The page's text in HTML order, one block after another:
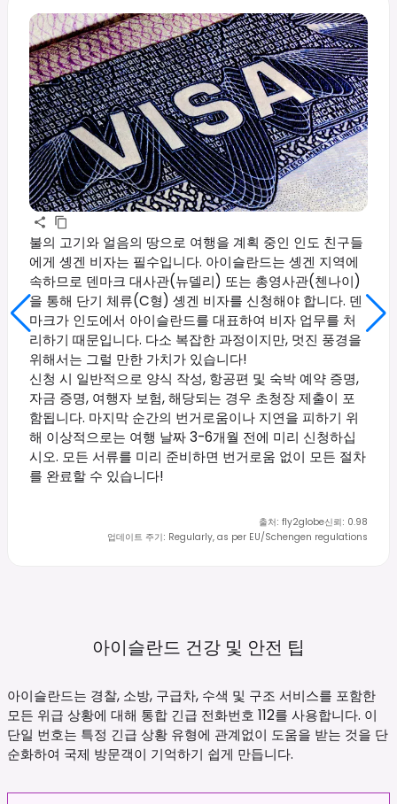
불의 고기와 얼음의 땅으로 여행을 계획 중인 인도 친구들
에게 솅겐 비자는 필수입니다. 아이슬란드는 솅겐 지역에
속하므로 덴마크 대사관(뉴델리) 또는 총영사관(첸나이)
을 통해 단기 체류(C형) 솅겐 비자를 신청해야 합니다. 덴
마크가 인도에서 아이슬란드를 대표하여 비자 업무를 처
리하기 때문입니다. 다소 복잡한 과정이지만, 멋진 풍경을
위해서는 그럴 만한 가치가 있습니다!
신청 시 일반적으로 양식 작성, 항공편 및 숙박 예약 증명,
자금 증명, 여행자 보험, 해당되는 경우 초청장 제출이 포
함됩니다. 마지막 순간의 번거로움이나 지연을 피하기 위
해 이상적으로는 여행 날짜 3-6개월 전에 미리 신청하십
시오. 모든 서류를 미리 준비하면 번거로움 없이 모든 절차
를 완료할 수 있습니다!
출처: fly2globe신뢰: 0.98
업데이트 주기: Regularly, as per EU/Schengen regulations
아이슬란드 건강 및 안전 팁
아이슬란드는 경찰, 소방, 구급차, 수색 및 구조 서비스를 포함한
모든 위급 상황에 대해 통합 긴급 전화번호 112를 사용합니다. 이
단일 번호는 특정 긴급 상황 유형에 관계없이 도움을 받는 것을 단
순화하여 국제 방문객이 기억하기 쉽게 만듭니다.